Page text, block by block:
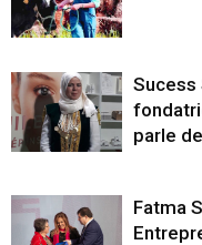
Sucess
parle
Fatma